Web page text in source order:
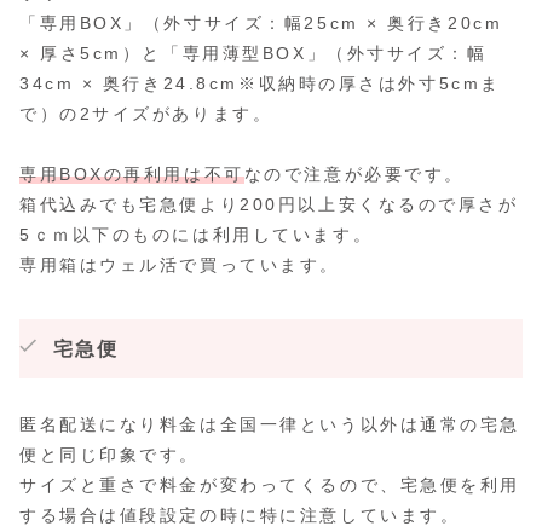
「専用BOX」（外寸サイズ：幅25cm × 奥行き20cm
× 厚さ5cm）と「専用薄型BOX」（外寸サイズ：幅
34cm × 奥行き24.8cm※収納時の厚さは外寸5cmま
で）の2サイズがあります。
専用BOXの再利用は不可なので注意が必要です。
箱代込みでも宅急便より200円以上安くなるので厚さが
5ｃｍ以下のものには利用しています。
専用箱はウェル活で買っています。
宅急便
匿名配送になり料金は全国一律という以外は通常の宅急
便と同じ印象です。
サイズと重さで料金が変わってくるので、宅急便を利用
する場合は値段設定の時に特に注意しています。